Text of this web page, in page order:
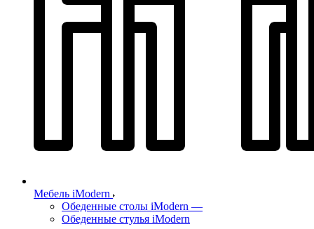
Мебель iModern
Обеденные столы iModern —
Обеденные стулья iModern